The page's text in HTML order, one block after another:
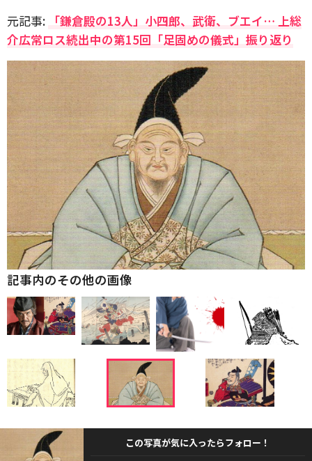
元記事: 「鎌倉殿の13人」小四郎、武衛、ブエイ… 上総
介広常ロス続出中の第15回「足固めの儀式」振り返り
記事内のその他の画像
この写真が気に入ったらフォロー！